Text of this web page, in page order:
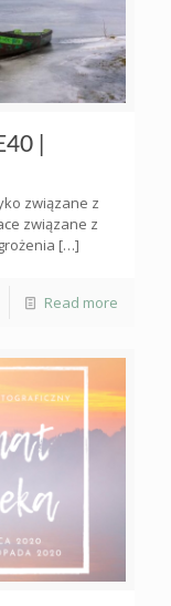
|
związane z
związane z
[…]
Read more